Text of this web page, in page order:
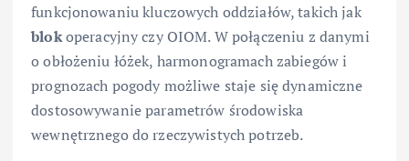
funkcjonowaniu kluczowych oddziałów, takich jak
blokoperacyjny czy OIOM. W połączeniu z danymi
o obłożeniu łóżek, harmonogramach zabiegów i
prognozach pogody możliwe staje się dynamiczne
dostosowywanie parametrów środowiska
wewnętrznego do rzeczywistych potrzeb.